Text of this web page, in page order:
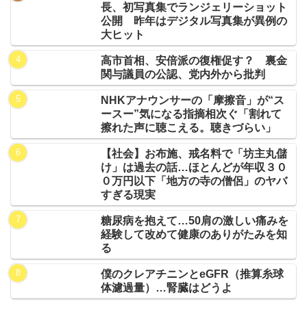
長、初写真集でランジェリーショット
公開 昨年はデジタル写真集が異例の
大ヒット
高市首相、安倍派の復権促す？ 裏金
関与議員の公認、党内外から批判
NHKアナウンサーの「摩擦音」が“ス
ースー”気になる指摘相次ぐ「割れて
擦れた声に聴こえる。聴きづらい」
【社会】お布施、戒名料で「坊主丸儲
け」は過去の話…ほとんどが年収３０
０万円以下「地方の寺の僧侶」のヤバ
すぎる現実
糖尿病を抱えて…50肩の激しい痛みを
経験して改めて健康のありがたみを知
る
僕のクレアチニンとeGFR（推算糸球
体濾過量）…腎臓はどうよ